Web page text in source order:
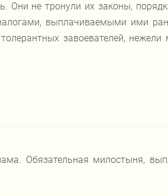
Они не тронули их законы,
выплачиваемыми ими
завоевателей, нежели
Обязательная милостыня,